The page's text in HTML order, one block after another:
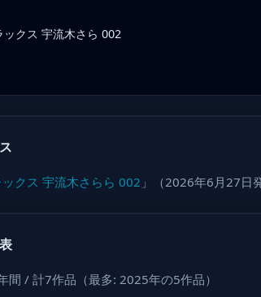
ックス 宇流木さら 002
クス 宇流木さらら 002 」（2026年6月27日
/ 計7作品（最多: 2025年の5作品）